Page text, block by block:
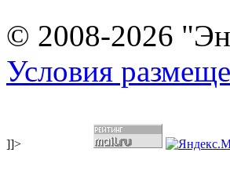
© 2008-2026
Условия
]]>